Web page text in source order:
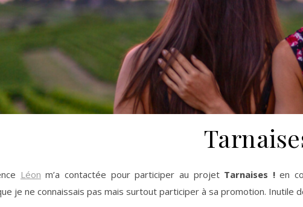
Léon m’a contactée pour participer au projet Tarnaises !en
je ne connaissais pas mais surtout participer à sa promotion. Inutile